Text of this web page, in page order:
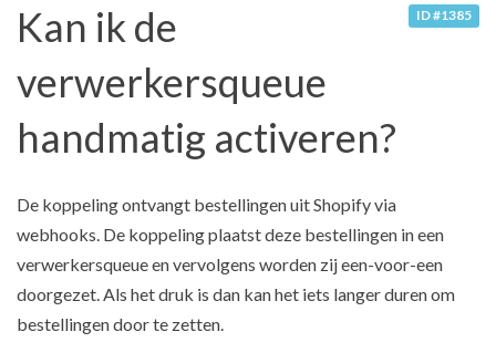
ID #1385
Kan ik de
verwerkersqueue
handmatig activeren?
De koppeling ontvangt bestellingen uit Shopify via
webhooks. De koppeling plaatst deze bestellingen in een
verwerkersqueue en vervolgens worden zij een-voor-een
doorgezet. Als het druk is dan kan het iets langer duren om
bestellingen door te zetten.